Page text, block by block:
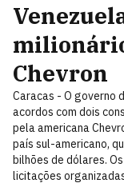
Chevron
Caracas - O governo
acordos com dois
pela americana
país sul-americano,
bilhões de dólares.
licitações